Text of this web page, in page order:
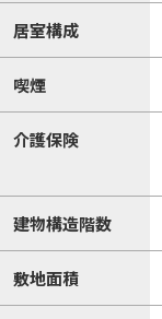
居室構成
喫煙
介護保険
建物構造階数
敷地面積